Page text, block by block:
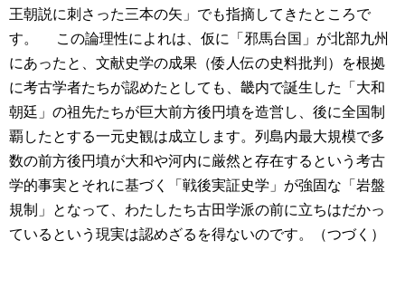
王朝説に刺さった三本の矢」でも指摘してきたところで
す。
この論理性によれは、仮に「邪馬台国」が北部九州
にあったと、文献史学の成果（倭人伝の史料批判）を根拠
に考古学者たちが認めたとしても、畿内で誕生した「大和
朝廷」の祖先たちが巨大前方後円墳を造営し、後に全国制
覇したとする一元史観は成立します。列島内最大規模で多
数の前方後円墳が大和や河内に厳然と存在するという考古
学的事実とそれに基づく「戦後実証史学」が強固な「岩盤
規制」となって、わたしたち古田学派の前に立ちはだかっ
ているという現実は認めざるを得ないのです。（つづく）